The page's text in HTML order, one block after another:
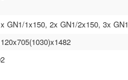
GN1/1x150, 2x GN1/2x150, 3x